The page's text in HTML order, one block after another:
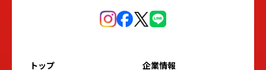
トップ
企業情報